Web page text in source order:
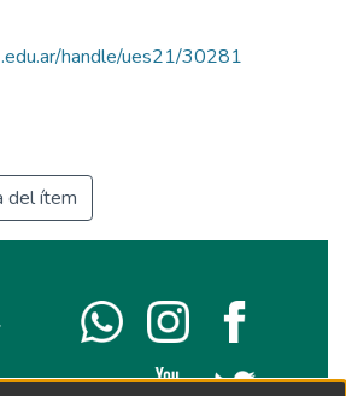
handle/ues21/30281
del ítem